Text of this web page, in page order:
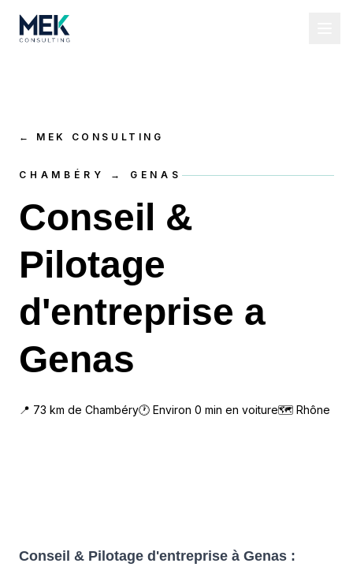
← MEK CONSULTING
CHAMBÉRY → GENAS
Conseil &
Pilotage
d'entreprise a
Genas
📍 73 km de Chambéry🕐 Environ 0 min en voiture🗺 Rhône
Conseil & Pilotage d'entreprise à Genas :